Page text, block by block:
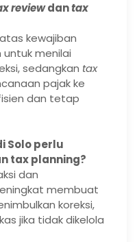
reviewdantax
kewajiban
menilai
sedangkan tax
pajak ke
dan tetap
Solo perlu
tax planning?
dan
membuat
koreksi,
jika tidak dikelola